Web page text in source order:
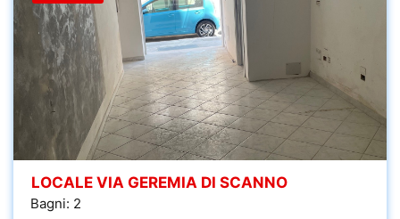
LOCALE VIA GEREMIA DI SCANNO
Bagni: 2